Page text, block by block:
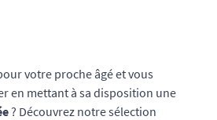
votre proche âgé et vous
en mettant à sa disposition une
? Découvrez notre sélection